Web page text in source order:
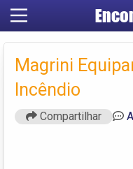
Magrini
Incêndio
Compartilhar